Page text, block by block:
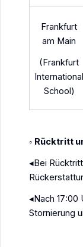
한국어 정규
교류 협력 /
교원 연수 개
한
Frankfurt
am Main
(Frankfurt
International
School)
◦ Rücktritt
◂Bei
◂Nach 17:00
Stornierung